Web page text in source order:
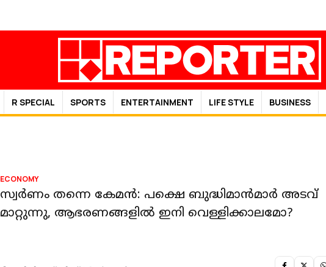
R SPECIAL SPORTS ENTERTAINMENT LIFE STYLE BUSINESS
ECONOMY
സ്വർണം തന്നെ കേമന്‍: പക്ഷെ ബുദ്ധിമാന്‍മാർ അടവ്
മാറ്റുന്നു, ആഭരണങ്ങളില്‍ ഇനി വെള്ളിക്കാലമോ?